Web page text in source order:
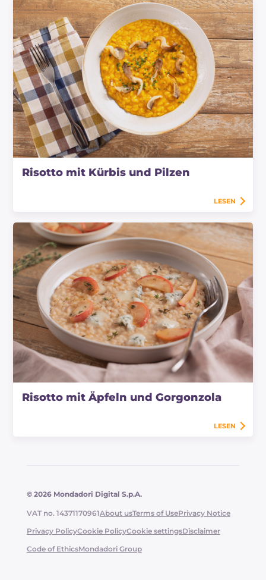
Risotto mit Kürbis und Pilzen
LESEN
Risotto mit Äpfeln und Gorgonzola
LESEN
© 2026 Mondadori Digital S.p.A.
VAT no. 14371170961About usTerms of UsePrivacy Notice
Privacy PolicyCookie PolicyCookie settingsDisclaimer
Code of EthicsMondadori Group